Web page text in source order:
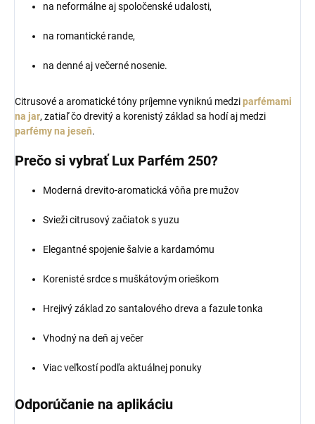
na neformálne aj spoločenské udalosti,
na romantické rande,
na denné aj večerné nosenie.
Citrusové a aromatické tóny príjemne vyniknú medziparfémami
na jar, zatiaľ čo drevitý a korenistý základ sa hodí aj medzi
parfémy na jeseň.
Prečo si vybrať Lux Parfém 250?
Moderná drevito-aromatická vôňa pre mužov
Svieži citrusový začiatok s yuzu
Elegantné spojenie šalvie a kardamómu
Korenisté srdce s muškátovým orieškom
Hrejivý základ zo santalového dreva a fazule tonka
Vhodný na deň aj večer
Viac veľkostí podľa aktuálnej ponuky
Odporúčanie na aplikáciu